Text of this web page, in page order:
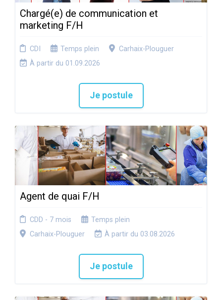
Chargé(e) de communication et
marketing F/H
CDI Temps plein
Carhaix-Plouguer
À partir du 01.09.2026
Je postule
Agent de quai F/H
CDD - 7 mois
Temps plein
Carhaix-Plouguer
À partir du 03.08.2026
Je postule